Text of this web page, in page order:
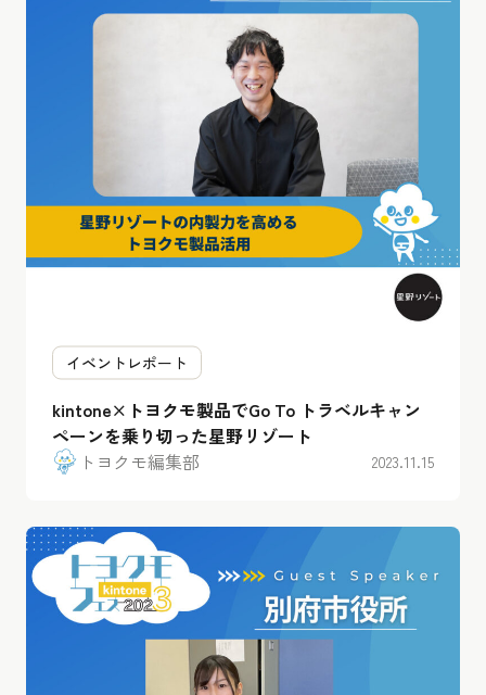
イベントレポート
kintone×トヨクモ製品でGo To トラベルキャン
ペーンを乗り切った星野リゾート
トヨクモ編集部
2023.11.15